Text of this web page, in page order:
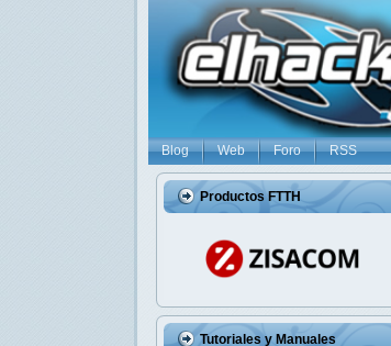
Blog Web Foro RSS
Productos FTTH
Tutoriales y Manuales